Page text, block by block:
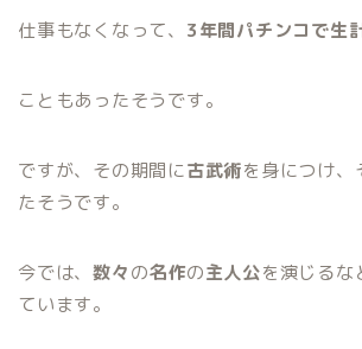
仕事もなくなって、 3年間パチンコで生
こともあったそうです。
ですが、その期間に古武術を身につけ、
たそうです。
今では、数々の名作の主人公を演じるな
ています。